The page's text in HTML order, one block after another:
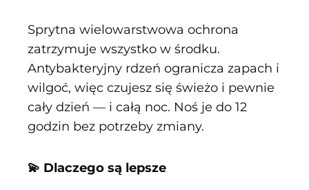
Sprytna wielowarstwowa ochrona
zatrzymuje wszystko w środku.
Antybakteryjny rdzeń ogranicza zapach i
wilgoć, więc czujesz się świeżo i pewnie
cały dzień — i całą noc. Noś je do 12
godzin bez potrzeby zmiany.
💫 Dlaczego są lepsze